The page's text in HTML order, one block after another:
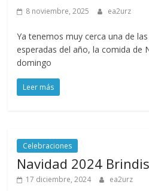
de
Zaragoza
8 noviembre, 2025 ea2urz
Ya tenemos muy cerca una de
esperadas del año, la comida de
domingo
Leer más
Celebraciones
Navidad 2024
17 diciembre, 2024 ea2urz